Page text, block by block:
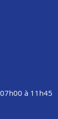
à 11h45